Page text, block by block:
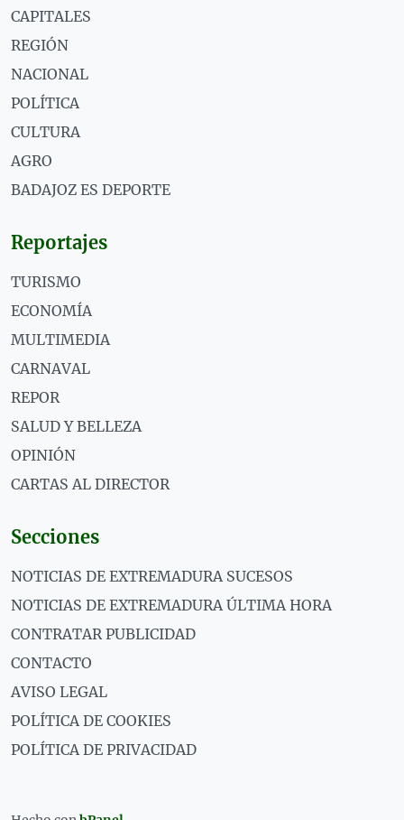
CAPITALES
REGIÓN
NACIONAL
POLÍTICA
CULTURA
AGRO
BADAJOZ ES DEPORTE
Reportajes
TURISMO
ECONOMÍA
MULTIMEDIA
CARNAVAL
REPOR
SALUD Y BELLEZA
OPINIÓN
CARTAS AL DIRECTOR
Secciones
NOTICIAS DE EXTREMADURA SUCESOS
NOTICIAS DE EXTREMADURA ÚLTIMA HORA
CONTRATAR PUBLICIDAD
CONTACTO
AVISO LEGAL
POLÍTICA DE COOKIES
POLÍTICA DE PRIVACIDAD